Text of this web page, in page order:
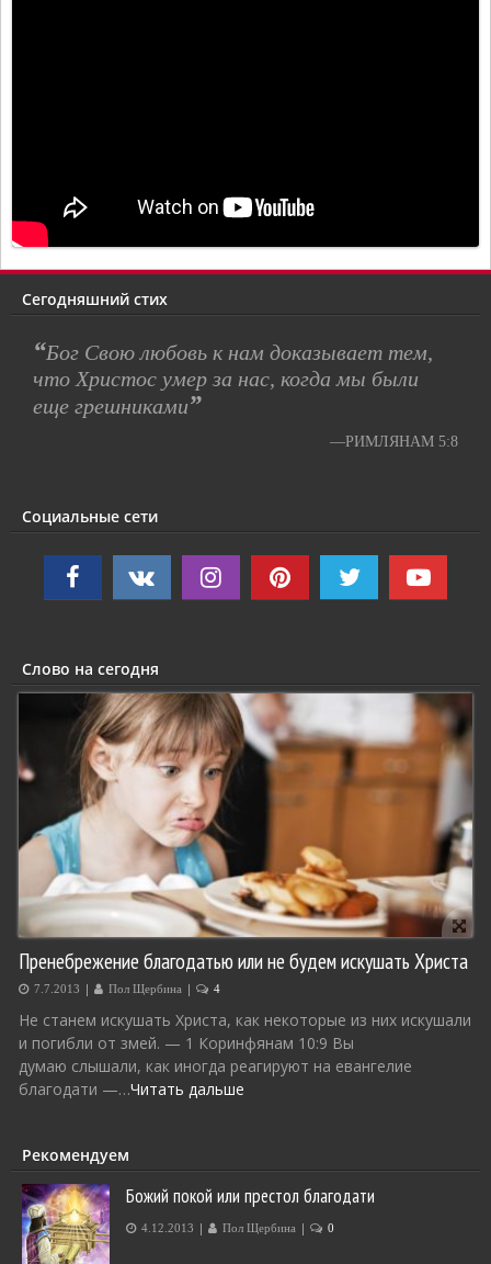
Сегодняшний стих
“Бог Свою любовь к нам доказывает тем,
что Христос умер за нас, когда мы были
еще грешниками”
—РИМЛЯНАМ 5:8
Социальные сети
Слово на сегодня
Пренебрежение благодатью или не будем искушать Христа
7.7.2013 | Пол Щербина | 4
Не станем искушать Христа, как некоторые из них искушали
и погибли от змей. — 1 Коринфянам 10:9 Вы
думаю слышали, как иногда реагируют на евангелие
благодати —…Читать дальше
Рекомендуем
Божий покой или престол благодати
4.12.2013 | Пол Щербина | 0